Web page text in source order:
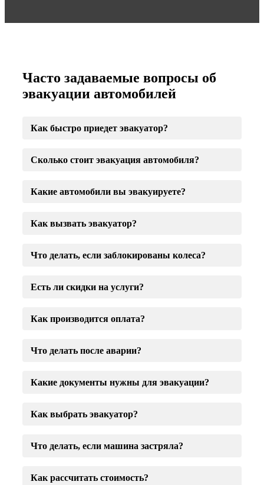
Часто задаваемые вопросы об
эвакуации автомобилей
Как быстро приедет эвакуатор?
Сколько стоит эвакуация автомобиля?
Какие автомобили вы эвакуируете?
Как вызвать эвакуатор?
Что делать, если заблокированы колеса?
Есть ли скидки на услуги?
Как производится оплата?
Что делать после аварии?
Какие документы нужны для эвакуации?
Как выбрать эвакуатор?
Что делать, если машина застряла?
Как рассчитать стоимость?